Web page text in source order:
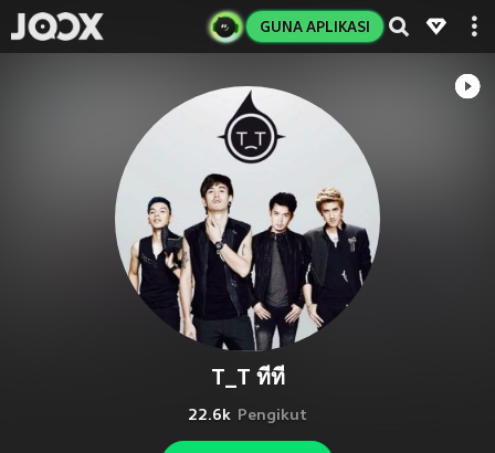
GUNA APLIKASI
T_T ทีที
22.6k Pengikut